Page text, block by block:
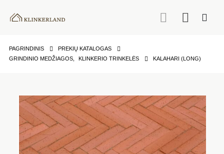
PAGRINDINIS
PREKIŲ KATALOGAS
GRINDINIO MEDŽIAGOS, KLINKERIO TRINKELĖS KALAHARI (LONG)